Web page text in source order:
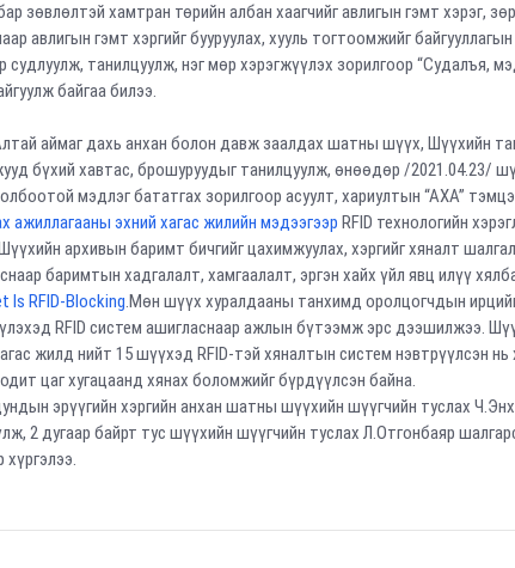
зөвлөлтэй хамтран төрийн албан хаагчийг авлигын гэмт хэрэг,
авлигын гэмт хэргийг бууруулах, хууль тогтоомжийг
судлуулж, танилцуулж, нэг мөр хэрэгжүүлэх зорилгоор “Судалъя,
байгаа билээ.
аймаг дахь анхан болон давж заалдах шатны шүүх, Шүүхийн
бүхий хавтас, брошуруудыг танилцуулж, өнөөдөр /2021.04.23/
мэдлэг бататгах зорилгоор асуулт, хариултын “АХА”
ажиллагааны эхний хагас жилийн мэдээгээр RFID технологийн
архивын баримт бичгийг цахимжуулах, хэргийг хяналт
баримтын хадгалалт, хамгаалалт, эргэн хайх үйл явц илүү
Is RFID-Blocking.Мөн шүүх хуралдааны танхимд оролцогчдын ирцийг
RFID систем ашигласнаар ажлын бүтээмж эрс дээшилжээ.
жилд нийт 15 шүүхэд RFID-тэй хяналтын систем нэвтрүүлсэн
цаг хугацаанд хянах боломжийг бүрдүүлсэн байна.
эрүүгийн хэргийн анхан шатны шүүхийн шүүгчийн туслах
2 дугаар байрт тус шүүхийн шүүгчийн туслах Л.Отгонбаяр